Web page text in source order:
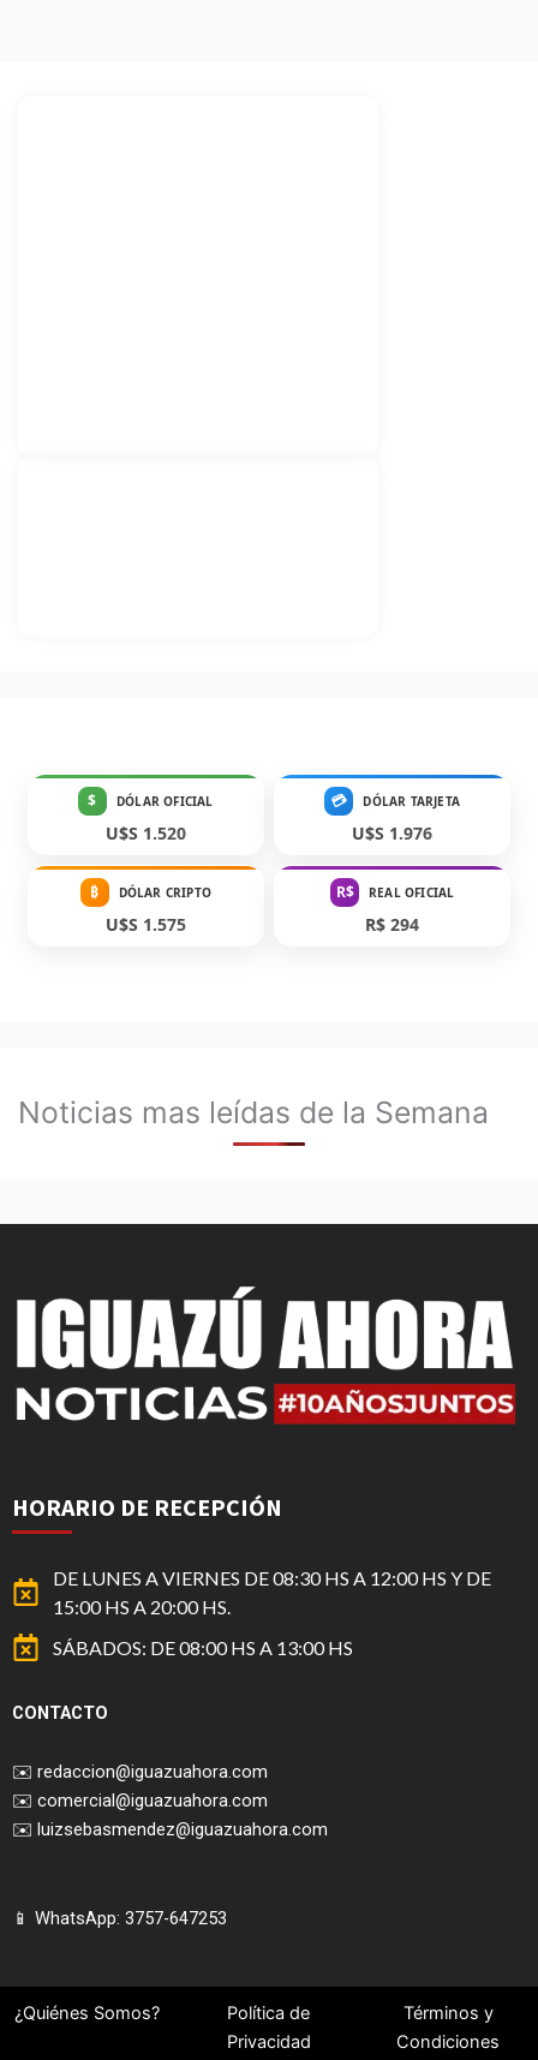
$ DÓLAR OFICIAL
U$S 1.520
💳 DÓLAR TARJETA
U$S 1.976
₿ DÓLAR CRIPTO
U$S 1.575
R$ REAL OFICIAL
R$ 294
Noticias mas leídas de la Semana
HORARIO DE RECEPCIÓN
DE LUNES A VIERNES DE 08:30 HS A 12:00 HS Y DE
15:00 HS A 20:00 HS.
SÁBADOS: DE 08:00 HS A 13:00 HS
CONTACTO
✉️ redaccion@iguazuahora.com
✉️ comercial@iguazuahora.com
✉️ luizsebasmendez@iguazuahora.com
📱 WhatsApp: 3757-647253
¿Quiénes Somos?
Política de
Privacidad
Términos y
Condiciones